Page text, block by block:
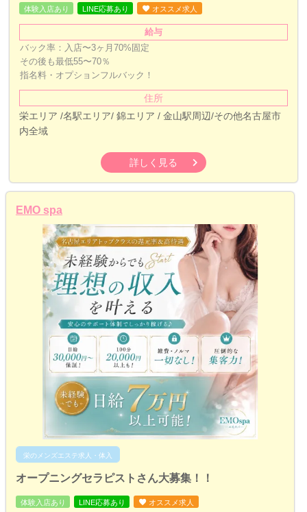
体験入店あり LINE応募あり オススメ求人
給与
バック率：入店〜3ヶ月70%固定
その後も最低55〜70％
指名料・オプションフルバック！
住所
栄エリア /名駅エリア/ 錦エリア / 金山駅周辺/その他名古屋市
内全域
詳しく見る
EMO spa
栄のメンズエステ求人・体入
オープニングセラピストさん大募集！！
体験入店あり LINE応募あり オススメ求人